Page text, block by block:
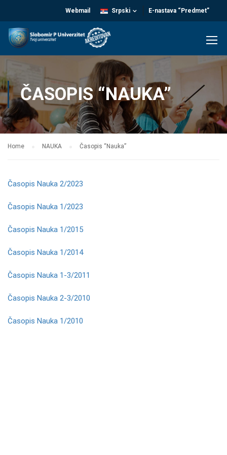
E-nastava “Predmet”
Srpski
Webmail
ČASOPIS “NAUKA”
Home NAUKA Časopis “Nauka”
Časopis Nauka 2/2023
Časopis Nauka 1/2023
Časopis Nauka 1/2015
Časopis Nauka 1/2014
Časopis Nauka 1-3/2011
Časopis Nauka 2-3/2010
Časopis Nauka 1/2010